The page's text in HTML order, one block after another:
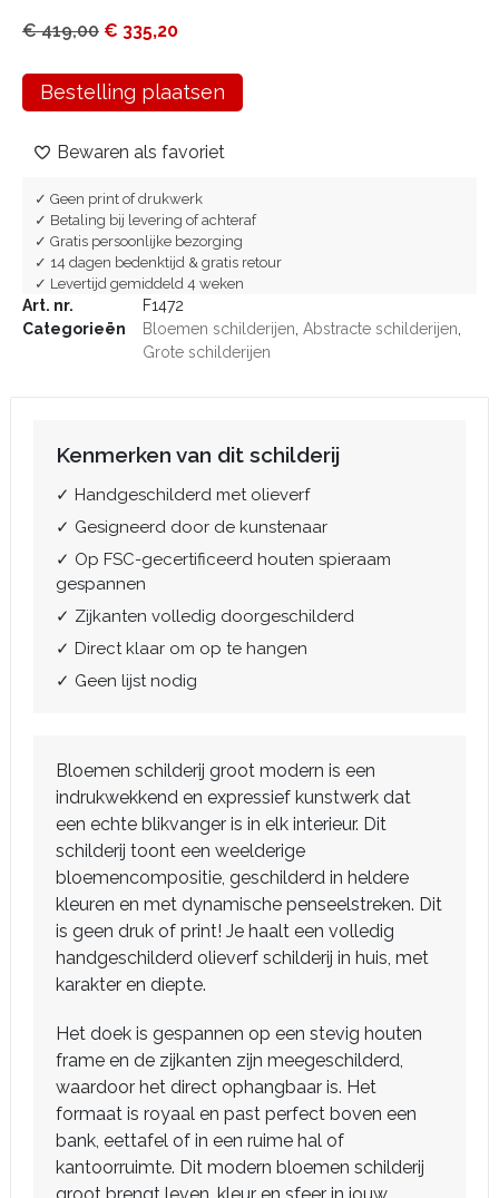
€419,00 € 335,20
Bestelling plaatsen
Bewaren als favoriet
✓ Geen print of drukwerk
✓ Betaling bij levering of achteraf
✓ Gratis persoonlijke bezorging
✓ 14 dagen bedenktijd & gratis retour
✓ Levertijd gemiddeld 4 weken
Art. nr.
F1472
Categorieën
Bloemen schilderijen Abstracte schilderijen
Grote schilderijen
Kenmerken van dit schilderij
✓ Handgeschilderd met olieverf
✓ Gesigneerd door de kunstenaar
✓ Op FSC-gecertificeerd houten spieraam
gespannen
✓ Zijkanten volledig doorgeschilderd
✓ Direct klaar om op te hangen
✓ Geen lijst nodig
Bloemen schilderij groot modern is een
indrukwekkend en expressief kunstwerk dat
een echte blikvanger is in elk interieur. Dit
schilderij toont een weelderige
bloemencompositie, geschilderd in heldere
kleuren en met dynamische penseelstreken. Dit
is geen druk of print! Je haalt een volledig
handgeschilderd olieverf schilderij in huis, met
karakter en diepte.
Het doek is gespannen op een stevig houten
frame en de zijkanten zijn meegeschilderd,
waardoor het direct ophangbaar is. Het
formaat is royaal en past perfect boven een
bank, eettafel of in een ruime hal of
kantoorruimte. Dit modern bloemen schilderij